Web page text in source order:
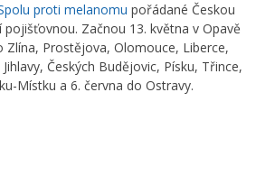
proti melanomu pořádané Českou
Začnou 13. května v Opavě
Zlína, Prostějova, Olomouce, Liberce,
Českých Budějovic, Písku, Třince,
Místku a 6. června do Ostravy.